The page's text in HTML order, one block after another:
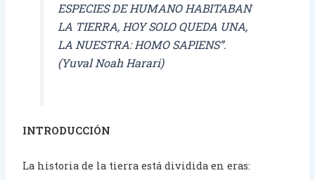
ESPECIES DE HUMANO HABITABAN
LA TIERRA, HOY SOLO QUEDA UNA,
LA NUESTRA: HOMO SAPIENS”.
(Yuval Noah Harari)
INTRODUCCIÓN
La historia de la tierra está dividida en eras: